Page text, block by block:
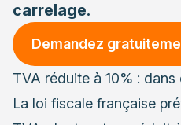
carrelage.
Demandez
TVA réduite à 10% : dans
La loi fiscale française